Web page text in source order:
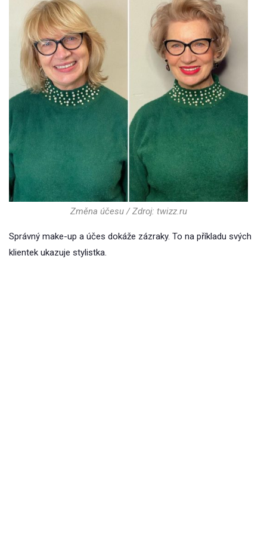
Změna účesu / Zdroj: twizz.ru
Správný make-up a účes dokáže zázraky. To na příkladu svých
klientek ukazuje stylistka.